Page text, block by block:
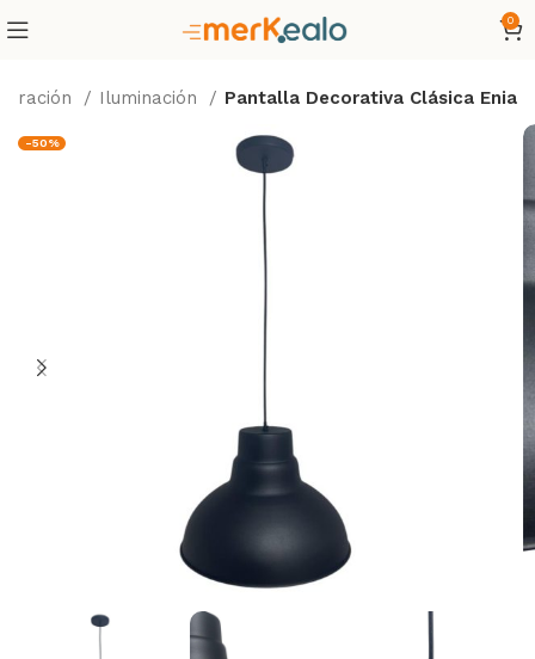
0
Iluminación Pantalla Decorativa Clásica Enia
-50%